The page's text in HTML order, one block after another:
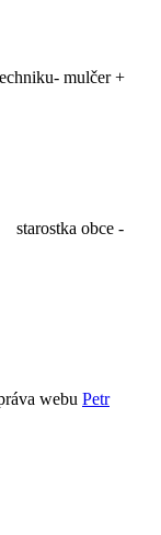
mulčer +
-
webu Petr